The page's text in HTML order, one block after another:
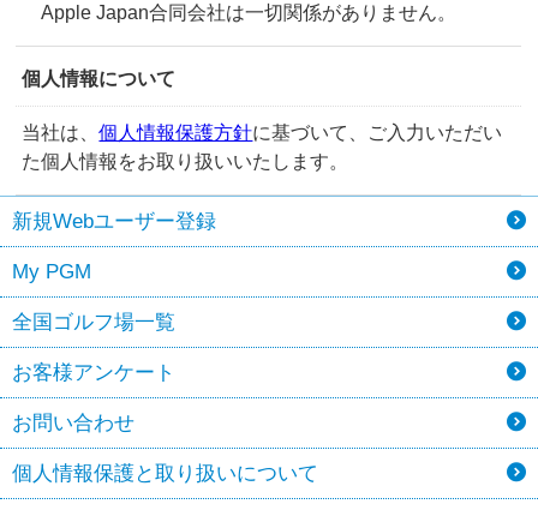
Apple Japan合同会社は一切関係がありません。
個人情報について
当社は、個人情報保護方針に基づいて、ご⼊⼒いただい
た個⼈情報をお取り扱いいたします。
新規Webユーザー登録
My PGM
全国ゴルフ場一覧
お客様アンケート
お問い合わせ
個人情報保護と取り扱いについて